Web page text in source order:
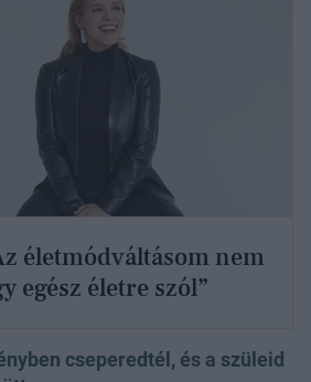
életmódváltásom nem
egész életre szól”
cseperedtél, és a szüleid